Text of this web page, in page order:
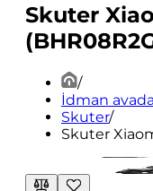
Skuter
/
İdman
Skuter/
Skuter